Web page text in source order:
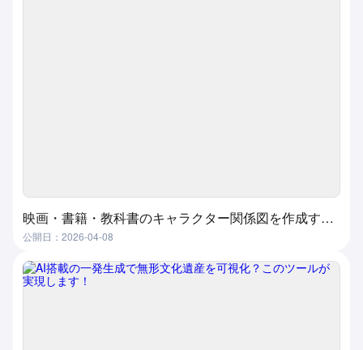
映画・書籍・教科書のキャラクター関係図を作成する方法？超実用的で簡単な方法
公開日：2026-04-08